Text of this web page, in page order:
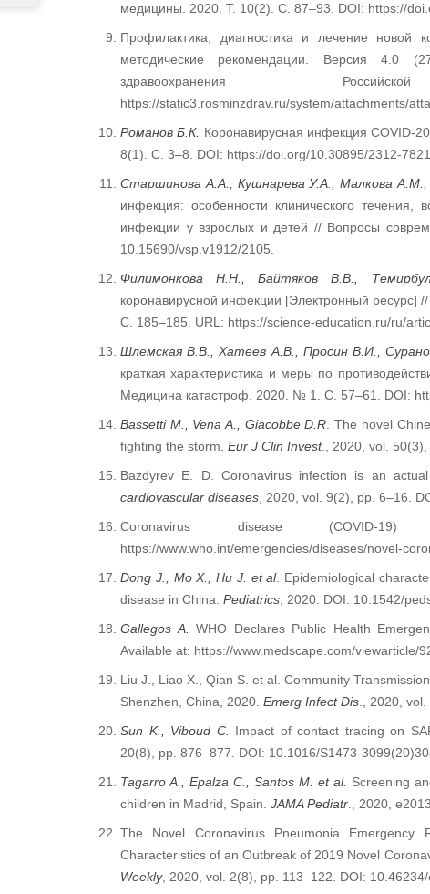
медицины. 2020. Т. 10(2). С. 87–93. DOI: https://
Профилактика, диагностика и лечение новой
методические рекомендации. Версия 4.0
здравоохранения
https://static3.rosminzdrav.ru/system/attachments/
Романов Б.К. Коронавирусная инфекция COVID-
8(1). С. 3–8. DOI: https://doi.org/10.30895/2312-
Старшинова А.А., Кушнарева У.А., Малкова А.М.,
инфекция: особенности клинического течения,
инфекции у взрослых и детей // Вопросы
10.15690/vsp.v1912/2105.
Филимонкова Н.Н., Байтяков В.В.,
коронавирусной инфекции [Электронный
С. 185–185. URL: https://science-education.ru/ru/
Шлемская В.В., Хатеев А.В., Просин В.И.,
краткая характеристика и меры по
Медицина катастроф. 2020. № 1. С. 57–61. DOI:
Bassetti M., Vena A., Giacobbe D.R . The novel
fighting the storm. Eur J Clin Invest., 2020, vol. 50(3),
Bazdyrev E. D. Coronavirus infection is an
cardiovascular diseases , 2020, vol. 9(2), pp. 6–16.
Coronavirus disease (COVID-
https://www.who.int/emergencies/diseases/novel-
Dong J., Mo X., Hu J. et al. Epidemiological
disease in China. Pediatrics , 2020. DOI: 10.1542/
Gallegos A.
WHO Declares Public Health
Available at: https://www.medscape.com/viewarticle/
Liu J., Liao X., Qian S. et al. Community
Shenzhen, China, 2020. Emerg Infect Dis ., 2020,
Sun K., Viboud C.
Impact of contact tracing on
20(8), pp. 876–877. DOI: 10.1016/S1473-
Tagarro A., Epalza C., Santos M. et al. Screening
children in Madrid, Spain. JAMA Pediatr ., 2020,
The Novel Coronavirus Pneumonia Emergency
Characteristics of an Outbreak of 2019 Novel
Weekly, 2020, vol. 2(8), pp. 113–122. DOI: 10.46234/